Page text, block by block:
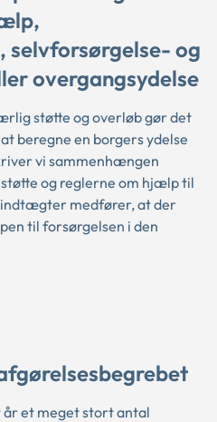
selvforsørgelse- og
overgangsydelse
støtte og overløb gør det
beregne en borgers ydelse
vi sammenhængen
og reglerne om hjælp til
indtægter medfører, at der
til forsørgelsen i den
et meget stort antal